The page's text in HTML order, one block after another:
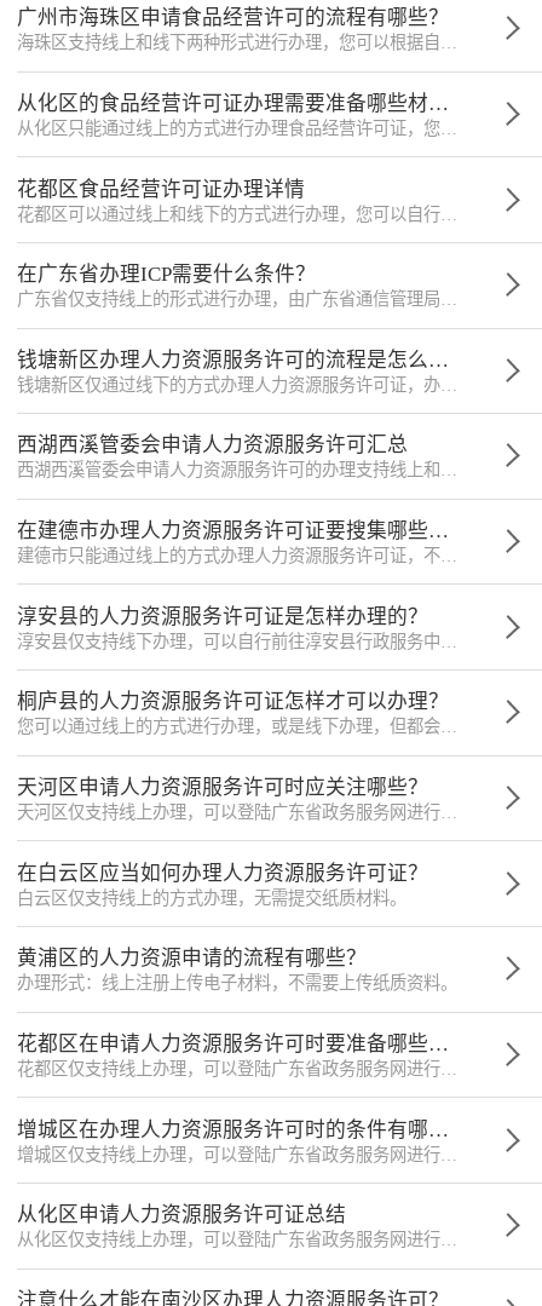
广州市海珠区申请食品经营许可的流程有哪些？
海珠区支持线上和线下两种形式进行办理，您可以根据自身情况选择登陆广东政务服务官网或者自行前往海珠区石岗路石岗大街11号，该地址仅供参考。
从化区的食品经营许可证办理需要准备哪些材料？
花都区食品经营许可证办理详情
在广东省办理ICP需要什么条件？
钱塘新区办理人力资源服务许可的流程是怎么样的？
西湖西溪管委会申请人力资源服务许可汇总
西湖西溪管委会申请人力资源服务许可的办理支持线上和线下两种形式，线下的地址为西湖风景名胜区行政服务中心（西湖区赵公堤18号）12-13号窗口，该地址仅供参考。
在建德市办理人力资源服务许可证要搜集哪些信息？
淳安县的人力资源服务许可证是怎样办理的？
桐庐县的人力资源服务许可证怎样才可以办理？
您可以通过线上的方式进行办理，或是线下办理，但都会有现场核查的环节，地址在桐庐县行政服务中心（杭州市桐庐县城南街道迎春南路258号）1楼A01-A08窗口，该地址仅供参考。
天河区申请人力资源服务许可时应关注哪些？
在白云区应当如何办理人力资源服务许可证？
白云区仅支持线上的方式办理，无需提交纸质材料。
黄浦区的人力资源申请的流程有哪些？
办理形式：线上注册上传电子材料，不需要上传纸质资料。
花都区在申请人力资源服务许可时要准备哪些材料？
增城区在办理人力资源服务许可时的条件有哪些限制？
从化区申请人力资源服务许可证总结
从化区仅支持线上办理，可以登陆广东省政务服务网进行办理。
注意什么才能在南沙区办理人力资源服务许可？